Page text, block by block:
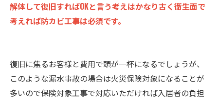
解体して復旧すればOKと言う考えはかなり古く衛生面で
考えれば防カビ工事は必須です。
復旧に焦るお客様と費用で頭が一杯になるでしょうが、
このような漏水事故の場合は火災保険対象になることが
多いので保険対象工事で対応いただければ入居者の負担